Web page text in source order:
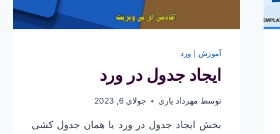
آموزش ورد
ایجاد جدول در ورد
توسط مهرداد یاری جولای 6, 2023
بخش ایجاد جدول در ورد یا همان جدول کشی